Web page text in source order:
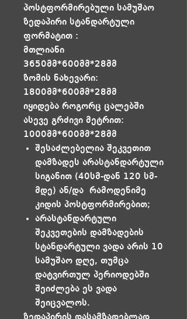
პოსტფორმირებული სამუშაო
ზედაპირი სტანდარტული
ფორმატით :
მთლიანი
3650მმ*600მმ*28მმ
ზომის ნახევარი:
1800მმ*600მმ*28მმ
იყიდება როგორც ცალებში
ასევე გრძივი მეტრით:
1000მმ*600მმ*28მმ
შესაძლებელია შეკვეთით
დამზადეს არასტანდარტული
სიგანით (40სმ-დან 120 სმ-
მდე) ან/და რამოდენიმე
კიდის პოსტფორმირებით;
არასტანდარტული
შეკვეთების დამზადების
სტანდარტული ვადა არის 10
სამუშაო დღე, თუმცა
დატვირთულ პერიოდებში
შეიძლება ეს ვადა
შეიცვალოს.